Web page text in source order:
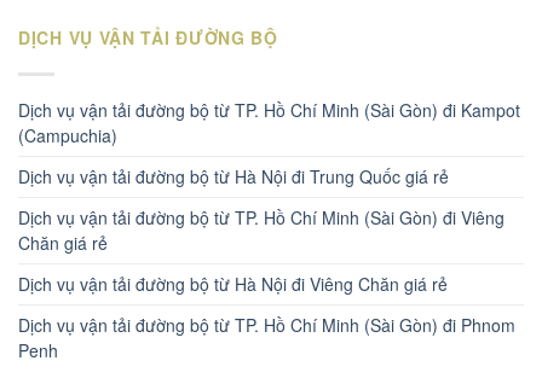
DỊCH VỤ VẬN TẢI ĐƯỜNG BỘ
Dịch vụ vận tải đường bộ từ TP. Hồ Chí Minh (Sài Gòn) đi Kampot
(Campuchia)
Dịch vụ vận tải đường bộ từ Hà Nội đi Trung Quốc giá rẻ
Dịch vụ vận tải đường bộ từ TP. Hồ Chí Minh (Sài Gòn) đi Viêng
Chăn giá rẻ
Dịch vụ vận tải đường bộ từ Hà Nội đi Viêng Chăn giá rẻ
Dịch vụ vận tải đường bộ từ TP. Hồ Chí Minh (Sài Gòn) đi Phnom
Penh